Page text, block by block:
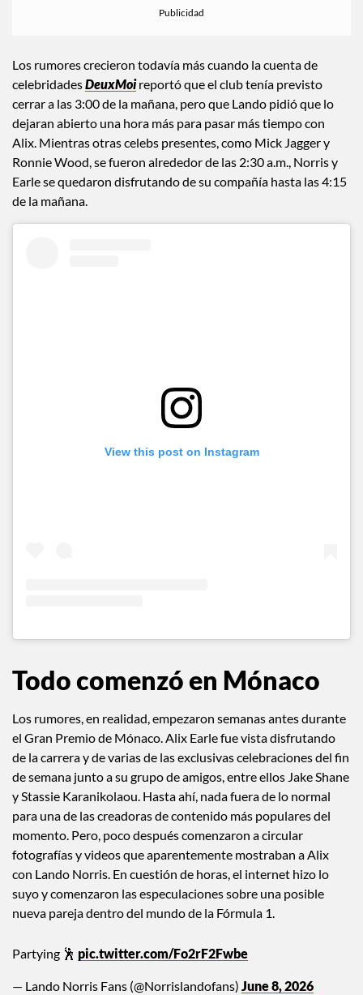
piloto estuvieron prácticamente inseparables, platicando
Los rumores crecieron todavía más cuando la cuenta de
celebridadesDeuxMoireportó que el club tenía previsto
cerrar a las 3:00 de la mañana, pero que Lando pidió que lo
dejaran abierto una hora más para pasar más tiempo con
Alix. Mientras otras celebs presentes, como Mick Jagger y
Ronnie Wood, se fueron alrededor de las 2:30 a.m., Norris y
Todo comenzó en Mónaco
Los rumores, en realidad, empezaron semanas antes durante
el Gran Premio de Mónaco. Alix Earle fue vista disfrutando
de la carrera y de varias de las exclusivas celebraciones del fin
de semana junto a su grupo de amigos, entre ellos Jake Shane
y Stassie Karanikolaou. Hasta ahí, nada fuera de lo normal
para una de las creadoras de contenido más populares del
momento. Pero, poco después comenzaron a circular
fotografías y videos que aparentemente mostraban a Alix
suyo y comenzaron las especulaciones sobre una posible
nueva pareja dentro del mundo de la Fórmula 1.